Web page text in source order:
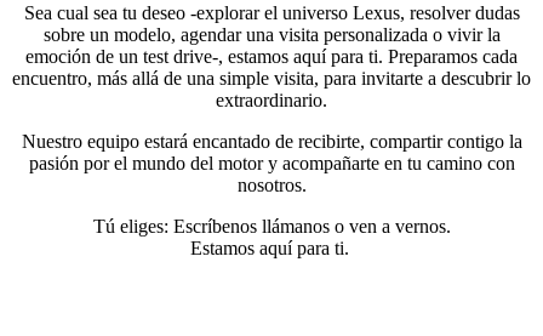
Sea cual sea tu deseo -explorar el universo Lexus, resolver dudas
sobre un modelo, agendar una visita personalizada o vivir la
emoción de un test drive-, estamos aquí para ti. Preparamos cada
encuentro, más allá de una simple visita, para invitarte a descubrir lo
extraordinario.
Nuestro equipo estará encantado de recibirte, compartir contigo la
pasión por el mundo del motor y acompañarte en tu camino con
nosotros.
Tú eliges: Escríbenos llámanos o ven a vernos.
Estamos aquí para ti.